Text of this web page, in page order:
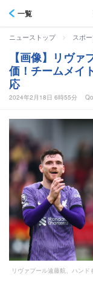
一覧
ニューストップ > スポ
【画像】リヴ
価！チームメイ
応
2024年2月18日 6時55分
リヴァプール遠藤航、ハン